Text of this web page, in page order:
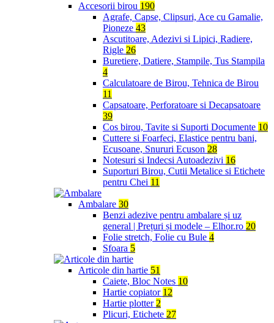
Accesorii birou 190
Agrafe, Capse, Clipsuri, Ace cu Gamalie,
Pioneze 43
Ascutitoare, Adezivi si Lipici, Radiere,
Rigle 26
Buretiere, Datiere, Stampile, Tus Stampila
4
Calculatoare de Birou, Tehnica de Birou
11
Capsatoare, Perforatoare si Decapsatoare
39
Cos birou, Tavite si Suporti Documente 10
Cuttere si Foarfeci, Elastice pentru bani,
Ecusoane, Snururi Ecuson 28
Notesuri si Indecsi Autoadezivi 16
Suporturi Birou, Cutii Metalice si Etichete
pentru Chei 11
Ambalare 30
Benzi adezive pentru ambalare și uz
general | Prețuri și modele – Elhor.ro 20
Folie stretch, Folie cu Bule 4
Sfoara 5
Articole din hartie 51
Caiete, Bloc Notes 10
Hartie copiator 12
Hartie plotter 2
Plicuri, Etichete 27